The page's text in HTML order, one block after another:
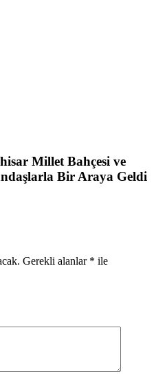
Millet Bahçesi ve
Bir Araya Geldi
Gerekli alanlar * ile